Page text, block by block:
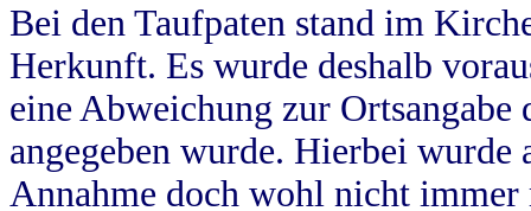
Bei den Taufpaten stand im
Herkunft. Es wurde deshalb
eine Abweichung zur
angegeben wurde. Hierbei wurde
Annahme doch wohl nicht